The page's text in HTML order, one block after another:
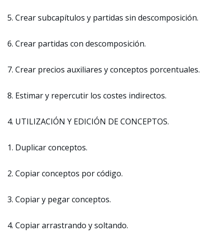
5. Crear subcapítulos y partidas sin descomposición.
6. Crear partidas con descomposición.
7. Crear precios auxiliares y conceptos porcentuales.
8. Estimar y repercutir los costes indirectos.
4. UTILIZACIÓN Y EDICIÓN DE CONCEPTOS.
1. Duplicar conceptos.
2. Copiar conceptos por código.
3. Copiar y pegar conceptos.
4. Copiar arrastrando y soltando.